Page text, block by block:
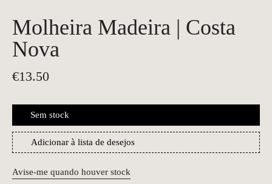
Molheira Madeira | Costa
Nova
€13.50
Sem stock
Adicionar à lista de desejos
Avise-me quando houver stock